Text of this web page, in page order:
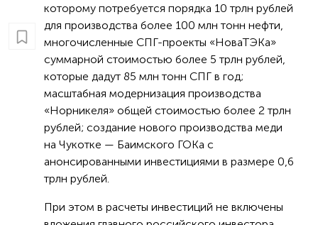
которому потребуется порядка 10 трлн рублей
для производства более 100 млн тонн нефти,
многочисленные СПГ-проекты «НоваТЭКа»
суммарной стоимостью более 5 трлн рублей,
которые дадут 85 млн тонн СПГ в год;
масштабная модернизация производства
«Норникеля» общей стоимостью более 2 трлн
рублей; создание нового производства меди
на Чукотке — Баимского ГОКа с
анонсированными инвестициями в размере 0,6
трлн рублей.
При этом в расчеты инвестиций не включены